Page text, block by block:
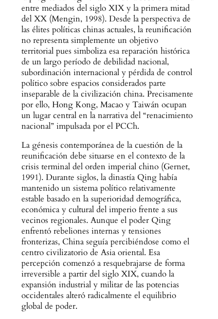
entre mediados del siglo XIX y la primera mitad
del XX (Mengin, 1998). Desde la perspectiva de
las élites políticas chinas actuales, la reunificación
no representa simplemente un objetivo
territorial pues simboliza esa reparación histórica
de un largo período de debilidad nacional,
subordinación internacional y pérdida de control
político sobre espacios considerados parte
inseparable de la civilización china. Precisamente
por ello, Hong Kong, Macao y Taiwán ocupan
un lugar central en la narrativa del “renacimiento
nacional” impulsada por el PCCh.
La génesis contemporánea de la cuestión de la
reunificación debe situarse en el contexto de la
crisis terminal del orden imperial chino (Gernet,
1991). Durante siglos, la dinastía Qing había
mantenido un sistema político relativamente
estable basado en la superioridad demográfica,
económica y cultural del imperio frente a sus
vecinos regionales. Aunque el poder Qing
enfrentó rebeliones internas y tensiones
fronterizas, China seguía percibiéndose como el
centro civilizatorio de Asia oriental. Esa
percepción comenzó a resquebrajarse de forma
irreversible a partir del siglo XIX, cuando la
expansión industrial y militar de las potencias
occidentales alteró radicalmente el equilibrio
global de poder.